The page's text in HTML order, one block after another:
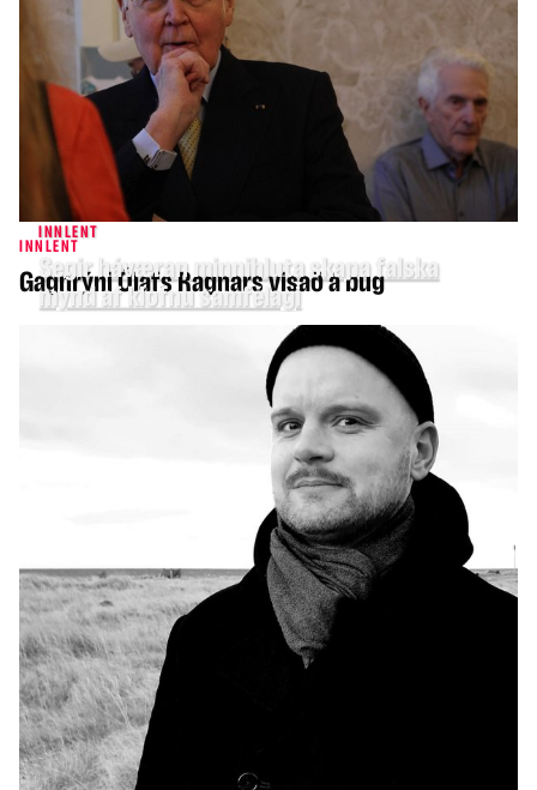
INNLENT
Gagnrýni Ólafs Ragnars vísað á bug
INNLENT
Segir háværan minnihluta skapa falska
mynd af klofnu samfélagi
INNLENT
Yfirvöld halda áfram vöktun á moskítóflugum
og mítlum